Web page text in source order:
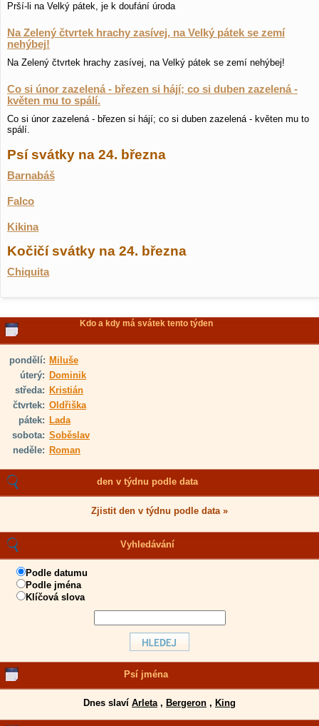
Prší-li na Velký pátek, je k doufání úroda
Na Zelený čtvrtek hrachy zasívej, na Velký pátek se zemí
nehýbej!
Na Zelený čtvrtek hrachy zasívej, na Velký pátek se zemí nehýbej!
Co si únor zazelená - březen si hájí; co si duben zazelená -
květen mu to spálí.
Co si únor zazelená - březen si hájí; co si duben zazelená - květen mu to
spálí.
Psí svátky na 24. března
Barnabáš
Falco
Kikina
Kočičí svátky na 24. března
Chiquita
Kdo a kdy má svátek tento týden
pondělí: Miluše
úterý: Dominik
středa: Kristián
čtvrtek: Oldřiška
pátek: Lada
sobota: Soběslav
neděle: Roman
den v týdnu podle data
Zjistit den v týdnu podle data »
Vyhledávání
Podle datumu
Podle jména
Klíčová slova
Psí jména
Dnes slaví Arleta, Bergeron , King